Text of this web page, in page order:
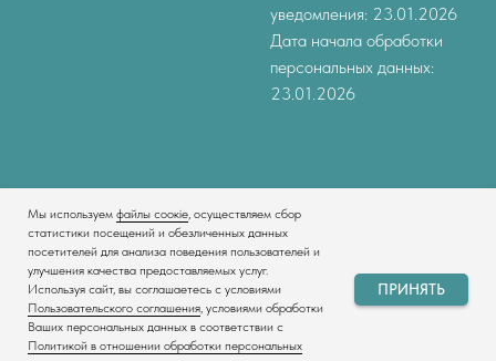
Мы используем файлы соокіе, осуществляем сбор
статистики посещений и обезличенных данных
посетителей для анализа поведения пользователей и
улучшения качества предоставляемых услуг.
Используя сайт, вы соглашаетесь с условиями
Пользовательского соглашения, условиями обработки
Ваших персональных данных в соответствии с
Политикой в отношении обработки персональных
ПРИНЯТЬ
уведомления: 23.01.2026
Дата начала обработки
персональных данных:
23.01.2026
Made on